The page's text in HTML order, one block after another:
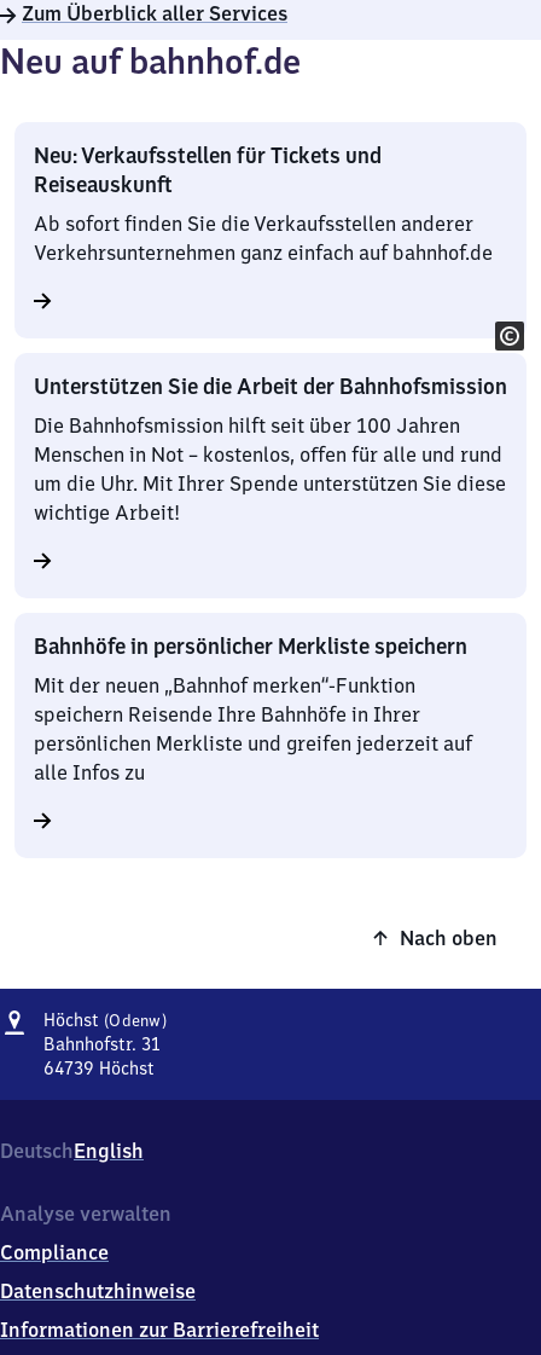
Zum Überblick aller Services
Neu auf bahnhof.de
Neu: Verkaufsstellen für Tickets und
Reiseauskunft
Ab sofort finden Sie die Verkaufsstellen anderer
Verkehrsunternehmen ganz einfach auf bahnhof.de
Unterstützen Sie die Arbeit der Bahnhofsmission
Die Bahnhofsmission hilft seit über 100 Jahren
Menschen in Not – kostenlos, offen für alle und rund
um die Uhr. Mit Ihrer Spende unterstützen Sie diese
wichtige Arbeit!
Bahnhöfe in persönlicher Merkliste speichern
Mit der neuen „Bahnhof merken“-Funktion
speichern Reisende Ihre Bahnhöfe in Ihrer
persönlichen Merkliste und greifen jederzeit auf
alle Infos zu
Nach oben
Adresse
Höchst (Odenw)Höchst
Bahnhofstr. 31
64739 Höchst
Bahnhofstr.
31,
4
3
9
DeutschEnglish
Analyse verwalten
Compliance
Datenschutzhinweise
Informationen zur Barrierefreiheit